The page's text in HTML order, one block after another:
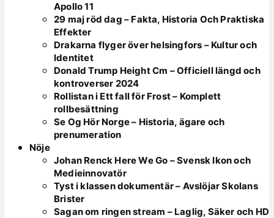
Apollo 11
29 maj röd dag – Fakta, Historia Och Praktiska
Effekter
Drakarna flyger över helsingfors – Kultur och
Identitet
Donald Trump Height Cm – Officiell längd och
kontroverser 2024
Rollistan i Ett fall för Frost – Komplett
rollbesättning
Se Og Hör Norge – Historia, ägare och
prenumeration
Nöje
Johan Renck Here We Go – Svensk Ikon och
Medieinnovatör
Tyst i klassen dokumentär – Avslöjar Skolans
Brister
Sagan om ringen stream – Laglig, Säker och HD